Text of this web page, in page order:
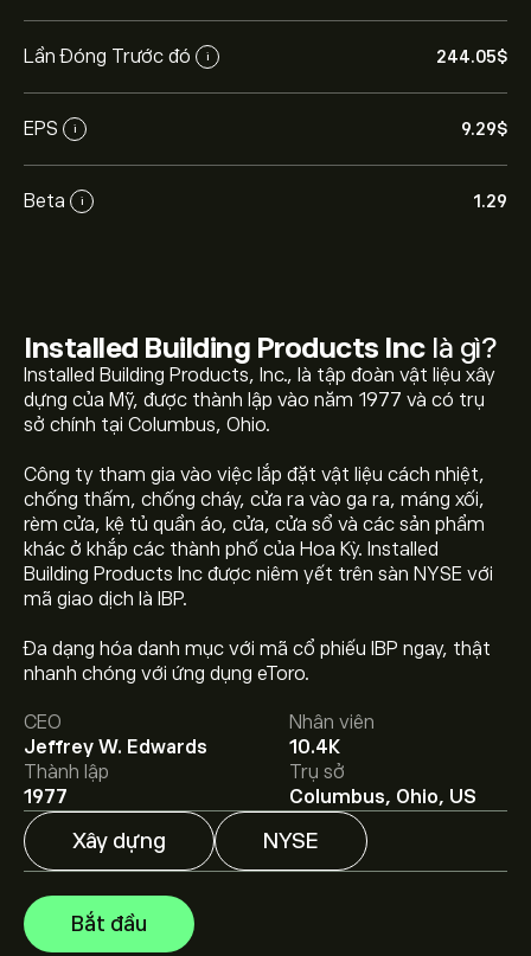
Lần Đóng Trước đó i 244.05‎$‎
EPS i 9.29‎$‎
Beta i 1.29
Installed Building Products Inclà gì?
Installed Building Products, Inc., là tập đoàn vật liệu xây
dựng của Mỹ, được thành lập vào năm 1977 và có trụ
sở chính tại Columbus, Ohio.
Công ty tham gia vào việc lắp đặt vật liệu cách nhiệt,
chống thấm, chống cháy, cửa ra vào ga ra, máng xối,
rèm cửa, kệ tủ quần áo, cửa, cửa sổ và các sản phẩm
khác ở khắp các thành phố của Hoa Kỳ. Installed
Building Products Inc được niêm yết trên sàn NYSE với
mã giao dịch là IBP.
Đa dạng hóa danh mục với mã cổ phiếu IBP ngay, thật
nhanh chóng với ứng dụng eToro.
CEO
Jeffrey W. Edwards
Nhân viên
10.4K
Thành lập
1977
Trụ sở
Columbus, Ohio, US
Xây dựng NYSE
Bắt đầu
Giá IBP hôm nay là 244.05‎$‎.
Giá mục tiêu trung bình của Installed Building Products
Inc là 244.05‎$‎.
eToro để biết dự báo chi
tiết của chuyên gia và giá mục tiêu.
Các chuyên gia dự báo giá Installed Building Products
Inc dựa trên xu hướng thị trường, báo cáo tài chính và
dự kiến tăng trưởng. Hãy kiểm tra dự báo mới nhất về
giá tương lai.